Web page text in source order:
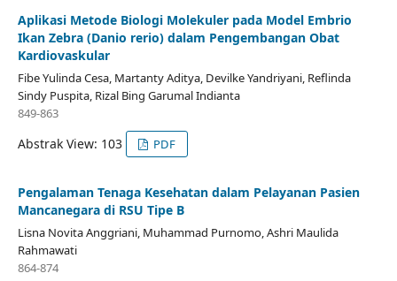
Aplikasi Metode Biologi Molekuler pada Model Embrio
Ikan Zebra (Danio rerio) dalam Pengembangan Obat
Kardiovaskular
Fibe Yulinda Cesa, Martanty Aditya, Devilke Yandriyani, Reflinda
Sindy Puspita, Rizal Bing Garumal Indianta
849-863
Abstrak View: 103 PDF
Pengalaman Tenaga Kesehatan dalam Pelayanan Pasien
Mancanegara di RSU Tipe B
Lisna Novita Anggriani, Muhammad Purnomo, Ashri Maulida
Rahmawati
864-874